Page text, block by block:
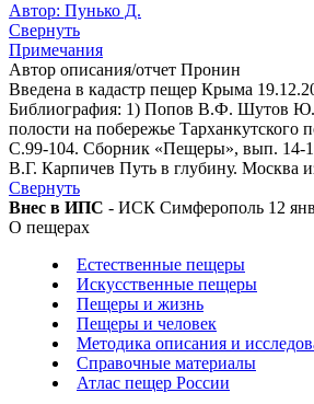
Автор: Пунько Д.
Свернуть
Примечания
Автор описания/отчет Пронин
Введена в кадастр пещер Крыма
Библиография: 1) Попов В.Ф. Шутов
полости на побережье Тарханкутского
С.99-104. Сборник «Пещеры», вып. 14-
В.Г. Карпичев Путь в глубину. Москва
Свернуть
Внес в ИПС - ИСК Симферополь 12
О пещерах
Естественные пещеры
Искусственные пещеры
Пещеры и жизнь
Пещеры и человек
Методика описания и
Справочные материалы
Атлас пещер России